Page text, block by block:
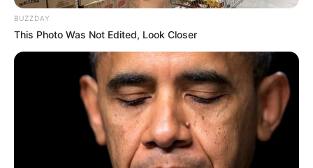
BUZZDAY
This Photo Was Not Edited, Look Closer